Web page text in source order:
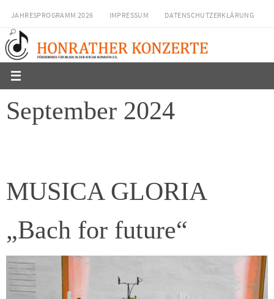
Zum
Inhalt
springen
JAHRESPROGRAMM 2026 IMPRESSUM DATENSCHUTZERKLÄRUNG
September 2024
MUSICA GLORIA
„Bach for future“